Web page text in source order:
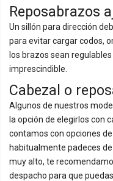
Reposabrazos
Un sillón para dirección
para evitar cargar codos,
los brazos sean
imprescindible.
Cabezal o
Algunos de nuestros
la opción de elegirlos con
contamos con opciones
habitualmente padeces
muy alto, te
despacho para que